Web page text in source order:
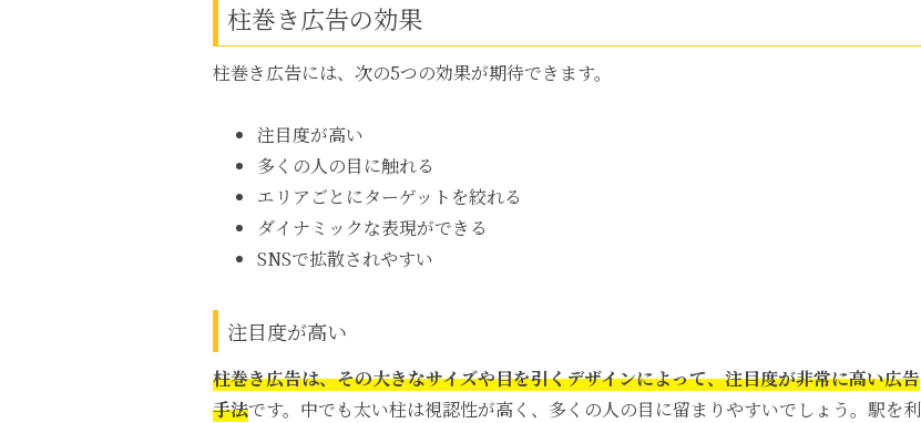
柱巻き広告の効果
柱巻き広告には、次の5つの効果が期待できます。
注目度が高い
多くの人の目に触れる
エリアごとにターゲットを絞れる
ダイナミックな表現ができる
SNSで拡散されやすい
注目度が高い
柱巻き広告は、その大きなサイズや目を引くデザインによって、注目度が非常に高い広告
手法です。中でも太い柱は視認性が高く、多くの人の目に留まりやすいでしょう。駅を利